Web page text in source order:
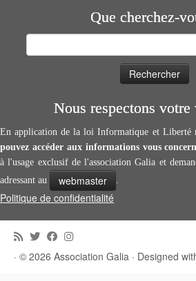
Que cherchez-
Nous respectons
En application de la loi Informatique et Liberté
pouvez accéder aux informations vous
à l'usage exclusif de l'association Galia et
adressant au
webmaster
Politique de confidentialité
· © 2026 Association Galia · Designed